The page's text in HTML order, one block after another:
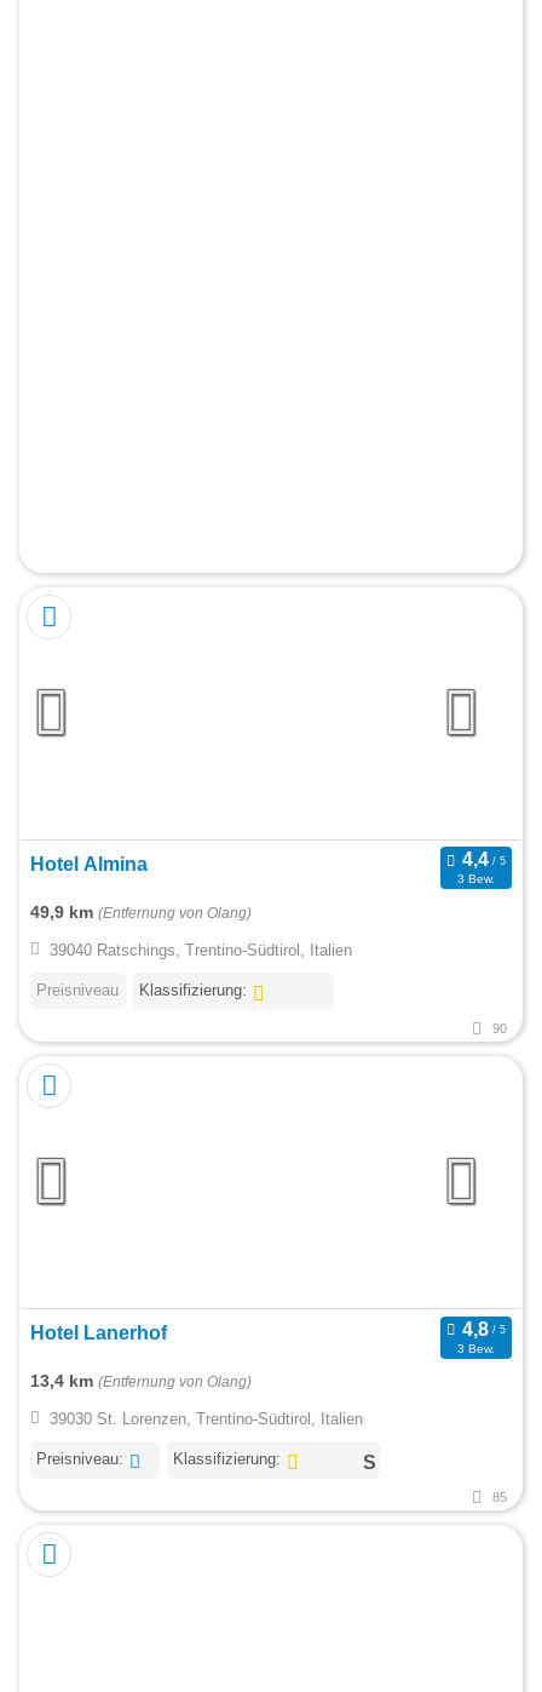
Hotel Almina
3 Bew.
49,9 km (Entfernung von Olang)
39040 Ratschings, Trentino-Südtirol, Italien
Preisniveau Klassifizierung:
90
Hotel Lanerhof
3 Bew.
13,4 km (Entfernung von Olang)
39030 St. Lorenzen, Trentino-Südtirol, Italien
Preisniveau: Klassifizierung:
85